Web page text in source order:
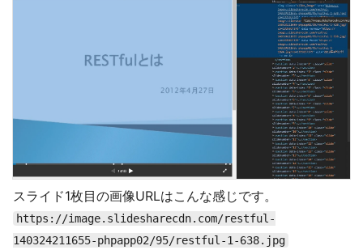
スライド1枚目の画像URLはこんな感じです。
https://image.slidesharecdn.com/restful-
140324211655-phpapp02/95/restful-1-638.jpg